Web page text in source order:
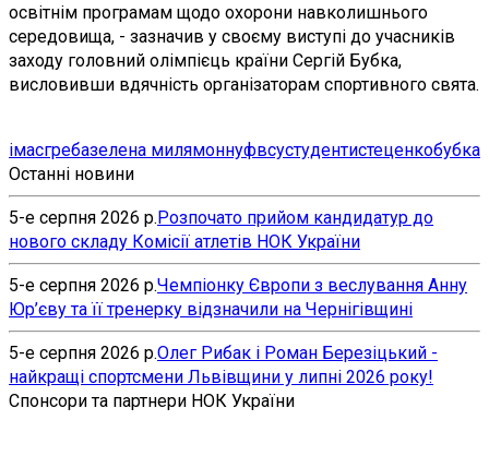
освітнім програмам щодо охорони навколишнього
середовища, - зазначив у своєму виступі до учасників
заходу головний олімпієць країни Сергій Бубка,
висловивши вдячність організаторам спортивного свята.
імасгребазелена милямоннуфвсустудентистеценкобубка
Останні новини
5-е серпня 2026 р.Розпочато прийом кандидатур до
нового складу Комісії атлетів НОК України
5-е серпня 2026 р.Чемпіонку Європи з веслування Анну
Юр’єву та її тренерку відзначили на Чернігівщині
5-е серпня 2026 р.Олег Рибак і Роман Березіцький -
найкращі спортсмени Львівщини у липні 2026 року!
Спонсори та партнери НОК України